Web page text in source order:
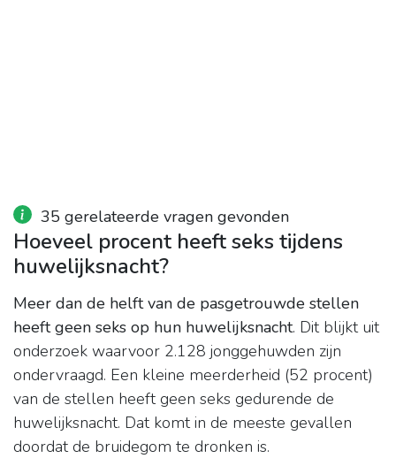
35 gerelateerde vragen gevonden
Hoeveel procent heeft seks tijdens
huwelijksnacht?
Meer dan de helft van de pasgetrouwde stellen
heeft geen seks op hun huwelijksnacht. Dit blijkt uit
onderzoek waarvoor 2.128 jonggehuwden zijn
ondervraagd. Een kleine meerderheid (52 procent)
van de stellen heeft geen seks gedurende de
huwelijksnacht. Dat komt in de meeste gevallen
doordat de bruidegom te dronken is.